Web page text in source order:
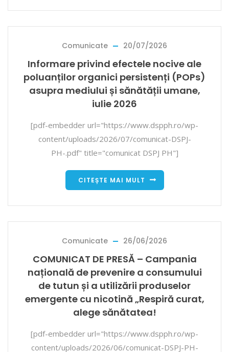
Comunicate 20/07/2026
Informare privind efectele nocive ale
poluanților organici persistenți (POPs)
asupra mediului și sănătății umane,
iulie 2026
[pdf-embedder url="https://www.dspph.ro/wp-
content/uploads/2026/07/comunicat-DSPJ-
PH-.pdf" title="comunicat DSPJ PH"]
CITEȘTE MAI MULT
Comunicate 26/06/2026
COMUNICAT DE PRESĂ – Campania
națională de prevenire a consumului
de tutun și a utilizării produselor
emergente cu nicotină „Respiră curat,
alege sănătatea!
[pdf-embedder url="https://www.dspph.ro/wp-
content/uploads/2026/06/comunicat-DSPJ-PH-